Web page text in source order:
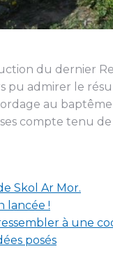
du dernier
admirer le
au
compte tenu
Skol Ar Mor.
lancée !
à une
posés